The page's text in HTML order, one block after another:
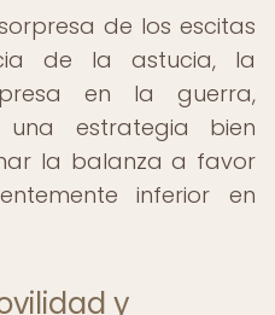
de los escitas
de la astucia, la
en la guerra,
estrategia bien
la balanza a favor
inferior en
y